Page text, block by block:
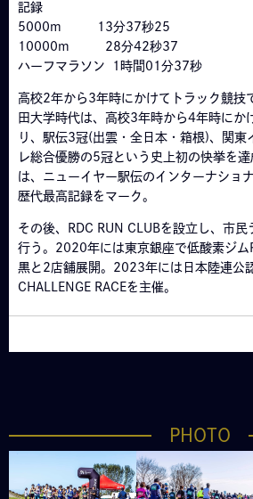
記録
5000m 13分37秒25
10000m 28分42秒37
ハーフマラソン 1時間01分37秒
高校2年から3年時にかけてトラック競技
田大学時代は、高校3年時から4年時にか
り、駅伝3冠(出雲・全日本・箱根)、関東
レ総合優勝の5冠という史上初の快挙を
は、ニューイヤー駅伝のインターナショ
歴代最高記録をマーク。
その後、RDC RUN CLUBを設立し、市民
行う。2020年には東京銀座で低酸素ジム
黒と2店舗展開。2023年には日本陸連公
CHALLENGE RACEを主催。
PHOTO